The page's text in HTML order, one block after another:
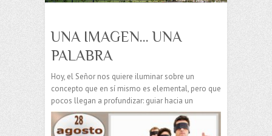
UNA IMAGEN… UNA
PALABRA
Hoy, el Señor nos quiere iluminar sobre un
concepto que en sí mismo es elemental, pero que
pocos llegan a profundizar: guiar hacia un